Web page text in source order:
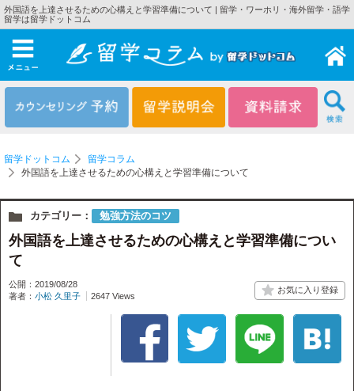
外国語を上達させるための心構えと学習準備について | 留学・ワーホリ・海外留学・語学
留学は留学ドットコム
メニュー
留学ドットコム
留学コラム
外国語を上達させるための心構えと学習準備について
カテゴリー： 勉強方法のコツ
外国語を上達させるための心構えと学習準備につい
て
公開：2019/08/28
著者： 小松 久里子 2647 Views